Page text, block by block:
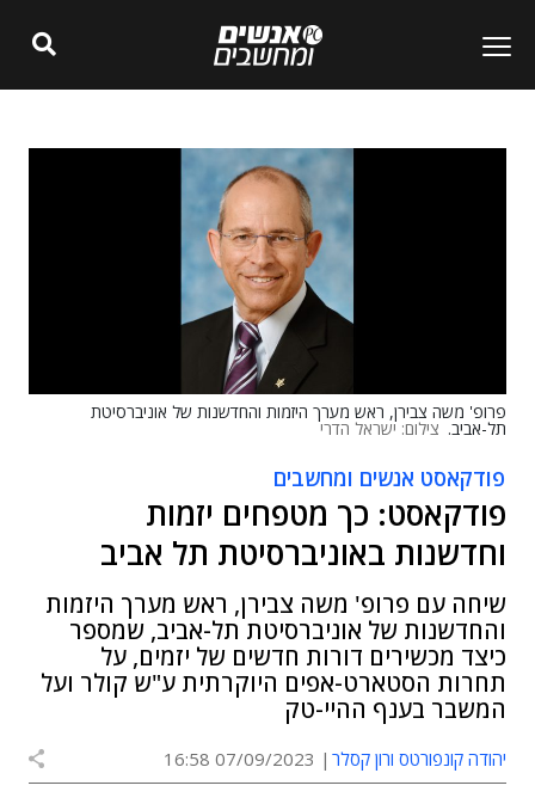
פרופ' משה צבירן, ראש מערך היזמות והחדשנות של אוניברסיטת
תל-אביב. צילום: ישראל הדרי
פודקאסט אנשים ומחשבים
פודקאסט: כך מטפחים יזמות
וחדשנות באוניברסיטת תל אביב
שיחה עם פרופ' משה צבירן, ראש מערך היזמות
והחדשנות של אוניברסיטת תל-אביב, שמספר
כיצד מכשירים דורות חדשים של יזמים, על
תחרות הסטארט-אפים היוקרתית ע"ש קולר ועל
המשבר בענף ההיי-טק
יהודה קונפורטס ורון קסלר 07/09/2023 16:58